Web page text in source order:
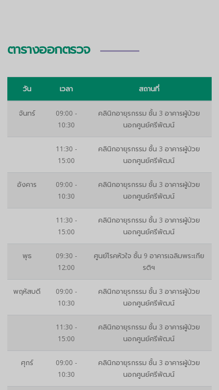
ตารางออกตรวจ
วัน เวลา สถานที่
จันทร์
09:00 -
10:30
คลินิกอายุรกรรม ชั้น 3 อาคารผู้ป่วย
นอกศูนย์ศรีพัฒน์
11:30 -
15:00
คลินิกอายุรกรรม ชั้น 3 อาคารผู้ป่วย
นอกศูนย์ศรีพัฒน์
อังคาร
09:00 -
10:30
คลินิกอายุรกรรม ชั้น 3 อาคารผู้ป่วย
นอกศูนย์ศรีพัฒน์
11:30 -
15:00
คลินิกอายุรกรรม ชั้น 3 อาคารผู้ป่วย
นอกศูนย์ศรีพัฒน์
พุธ
09:30 -
12:00
ศูนย์โรคหัวใจ ชั้น 9 อาคารเฉลิมพระเกีย
รติฯ
พฤหัสบดี
09:00 -
10:30
คลินิกอายุรกรรม ชั้น 3 อาคารผู้ป่วย
นอกศูนย์ศรีพัฒน์
11:30 -
15:00
คลินิกอายุรกรรม ชั้น 3 อาคารผู้ป่วย
นอกศูนย์ศรีพัฒน์
ศุกร์
09:00 -
10:30
คลินิกอายุรกรรม ชั้น 3 อาคารผู้ป่วย
นอกศูนย์ศรีพัฒน์